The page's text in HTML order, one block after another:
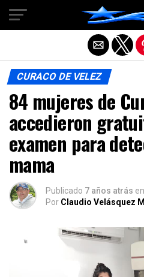
CURACO DE VELEZ
84 mujeres de
accedieron
examen para
mama
Publicado 7 años atrás en
Por Claudio Velásquez
Salir de la